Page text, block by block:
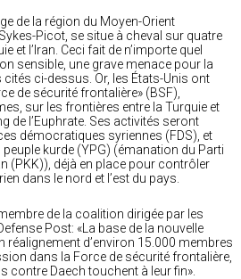
de la région du Moyen-Orient
Picot, se situe à cheval sur quatre
et l’Iran. Ceci fait de n’importe quel
sensible, une grave menace pour la
ci-dessus. Or, les États-Unis ont
de sécurité frontalière» (BSF),
sur les frontières entre la Turquie et
de l’Euphrate. Ses activités seront
démocratiques syriennes (FDS), et
kurde (YPG) (émanation du Parti
(PKK)), déjà en place pour contrôler
dans le nord et l’est du pays.
de la coalition dirigée par les
Post: «La base de la nouvelle
réalignement d’environ 15.000 membres
dans la Force de sécurité frontalière,
contre Daech touchent à leur fin».